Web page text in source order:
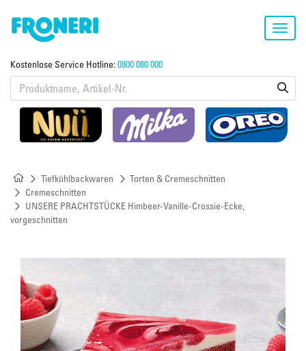
Kostenlose Service Hotline:0800 080 000
Tiefkühlbackwaren
Torten & Cremeschnitten
Cremeschnitten
UNSERE PRACHTSTÜCKE Himbeer-Vanille-Crossie-Ecke,
vorgeschnitten